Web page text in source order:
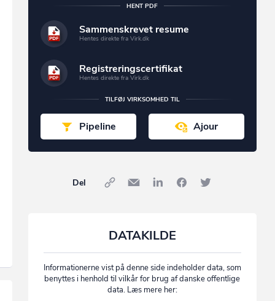
HENT PDF
Sammenskrevet resume
Hentes direkte fra Virk.dk
Registreringscertifikat
Hentes direkte fra Virk.dk
TILFØJ VIRKSOMHED TIL
Pipeline Ajour
Del
DATAKILDE
Informationerne vist på denne side indeholder data, som
benyttes i henhold til vilkår for brug af danske offentlige
data. Læs mere her: